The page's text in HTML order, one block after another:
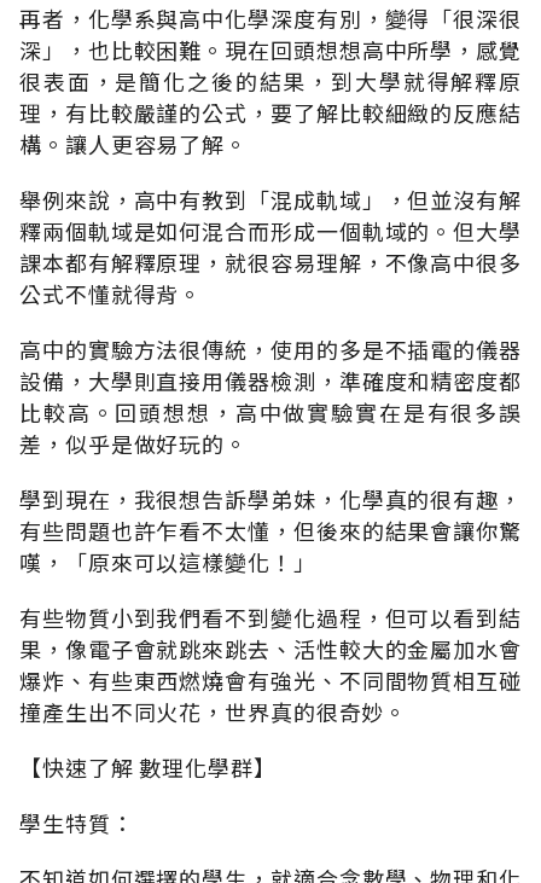
再者，化學系與高中化學深度有別，變得「很深很
深」，也比較困難。現在回頭想想高中所學，感覺
很表面，是簡化之後的結果，到大學就得解釋原
理，有比較嚴謹的公式，要了解比較細緻的反應結
構。讓人更容易了解。
舉例來說，高中有教到「混成軌域」，但並沒有解
釋兩個軌域是如何混合而形成一個軌域的。但大學
課本都有解釋原理，就很容易理解，不像高中很多
公式不懂就得背。
高中的實驗方法很傳統，使用的多是不插電的儀器
設備，大學則直接用儀器檢測，準確度和精密度都
比較高。回頭想想，高中做實驗實在是有很多誤
差，似乎是做好玩的。
學到現在，我很想告訴學弟妹，化學真的很有趣，
有些問題也許乍看不太懂，但後來的結果會讓你驚
嘆，「原來可以這樣變化！」
有些物質小到我們看不到變化過程，但可以看到結
果，像電子會就跳來跳去、活性較大的金屬加水會
爆炸、有些東西燃燒會有強光、不同間物質相互碰
撞產生出不同火花，世界真的很奇妙。
【快速了解 數理化學群】
學生特質：